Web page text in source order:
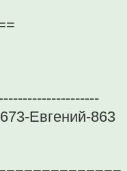
Евгений-863